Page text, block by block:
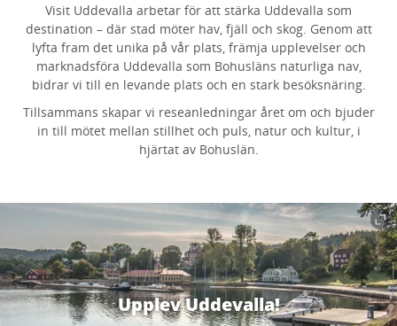
Visit Uddevalla arbetar för att stärka Uddevalla som
destination – där stad möter hav, fjäll och skog. Genom att
lyfta fram det unika på vår plats, främja upplevelser och
marknadsföra Uddevalla som Bohusläns naturliga nav,
bidrar vi till en levande plats och en stark besöksnäring.
Tillsammans skapar vi reseanledningar året om och bjuder
in till mötet mellan stillhet och puls, natur och kultur, i
hjärtat av Bohuslän.
Upplev Uddevalla!